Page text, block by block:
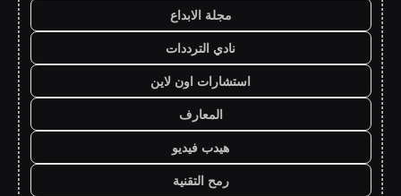
مجلة الابداع
نادي الترددات
استشارات اون لاين
المعارف
هيدب فيديو
رمح التقنية